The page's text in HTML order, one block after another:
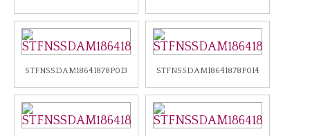
STFNSSDAM18641878P013 STFNSSDAM18641878P014